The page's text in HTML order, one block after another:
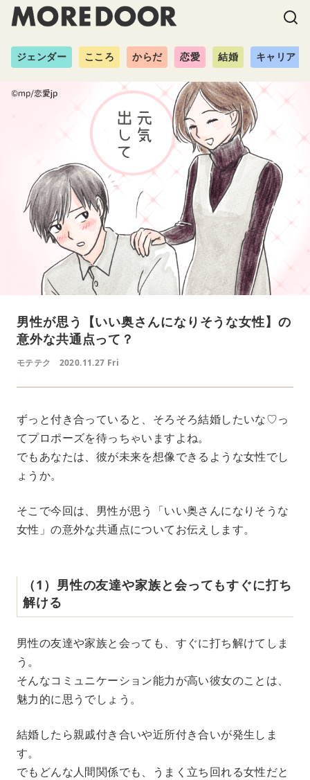
ジェンダー こころ からだ 恋愛 結婚 キャリア
男性が思う【いい奥さんになりそうな女性】の
意外な共通点って？
モテテク 2020.11.27 Fri
ずっと付き合っていると、そろそろ結婚したいな♡っ
てプロポーズを待っちゃいますよね。
でもあなたは、彼が未来を想像できるような女性でし
ょうか。
そこで今回は、男性が思う「いい奥さんになりそうな
女性」の意外な共通点についてお伝えします。
（1）男性の友達や家族と会ってもすぐに打ち
解ける
男性の友達や家族と会っても、すぐに打ち解けてしま
う。
そんなコミュニケーション能力が高い彼女のことは、
魅力的に思うでしょう。
結婚したら親戚付き合いや近所付き合いが発生しま
す。
でもどんな人間関係でも、うまく立ち回れる女性だと